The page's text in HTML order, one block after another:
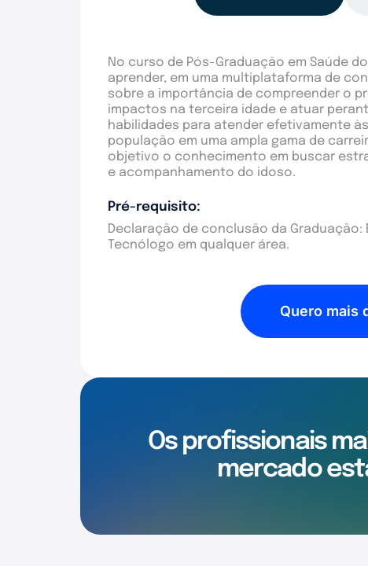
No curso de Pós-Graduação em Saúde
aprender, em uma multiplataforma de
sobre a importância de compreender o
impactos na terceira idade e atuar
habilidades para atender efetivamente
população em uma ampla gama de
objetivo o conhecimento em buscar
e acompanhamento do idoso.
Pré-requisito:
Declaração de conclusão da
Tecnólogo em qualquer área.
Quero mais
Os profissionais
mercado